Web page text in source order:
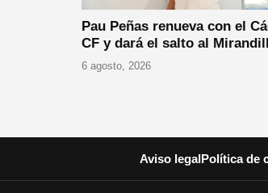
Pau Peñas renueva con el
CF y dará el salto al
6 agosto, 2026
Aviso legal Política de